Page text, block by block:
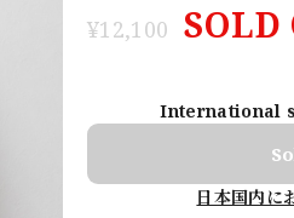
¥12,100 SOLD
International
日本国内に